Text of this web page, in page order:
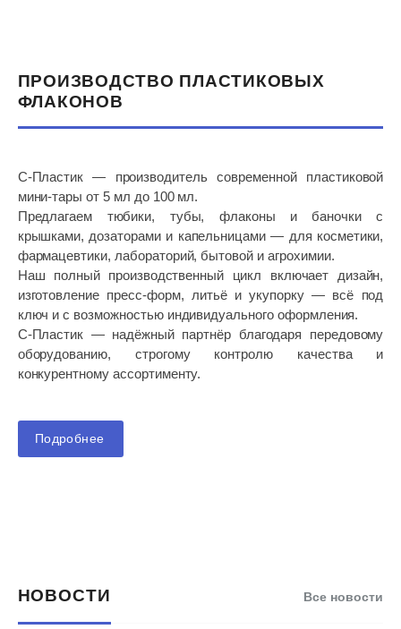
Антисептические гели
120 руб.
ПРОИЗВОДСТВО ПЛАСТИКОВЫХ
ФЛАКОНОВ
С‑Пластик — производитель современной пластиковой
мини‑тары от 5 мл до 100 мл.
Предлагаем тюбики, тубы, флаконы и баночки с
крышками, дозаторами и капельницами — для косметики,
фармацевтики, лабораторий, бытовой и агрохимии.
Наш полный производственный цикл включает дизайн,
изготовление пресс‑форм, литьё и укупорку — всё под
ключ и с возможностью индивидуального оформления.
С‑Пластик — надёжный партнёр благодаря передовому
оборудованию, строгому контролю качества и
конкурентному ассортименту.
Подробнее
НОВОСТИ Все новости